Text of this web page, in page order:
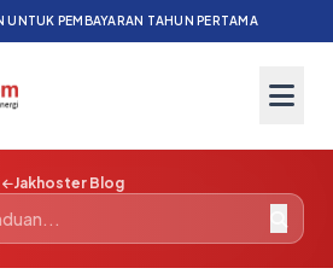
UNTUK PEMBAYARAN TAHUN PERTAMA
Jakhoster Blog